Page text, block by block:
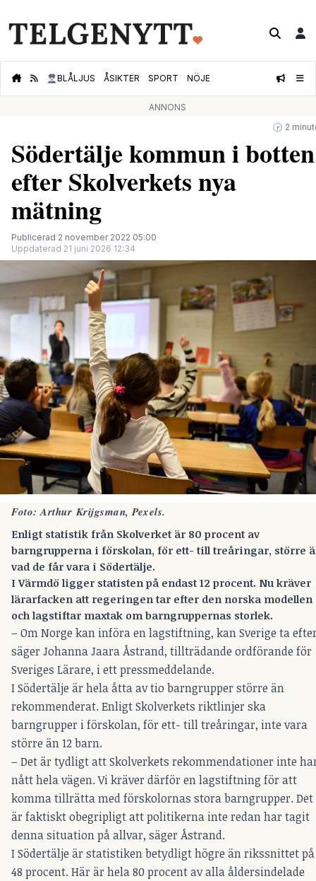
👮🏻‍♂️BLÅLJUS ÅSIKTER SPORT NÖJE
ANNONS
🕝 2
Södertälje kommun i botten
efter Skolverkets nya
mätning
Publicerad 2 november 2022 05:00
Uppdaterad 21 juni 2026 12:34
Foto: Arthur Krijgsman, Pexels.
Enligt statistik från Skolverket är 80 procent av
barngrupperna i förskolan, för ett- till treåringar, större
vad de får vara i Södertälje.
I Värmdö ligger statisten på endast 12 procent. Nu kräver
lärarfacken att regeringen tar efter den norska modellen
och lagstiftar maxtak om barngruppernas storlek.
– Om Norge kan införa en lagstiftning, kan Sverige ta
säger Johanna Jaara Åstrand, tillträdande ordförande för
Sveriges Lärare, i ett pressmeddelande.
I Södertälje är hela åtta av tio barngrupper större än
rekommenderat. Enligt Skolverkets riktlinjer ska
barngrupper i förskolan, för ett- till treåringar, inte vara
större än 12 barn.
– Det är tydligt att Skolverkets rekommendationer inte
nått hela vägen. Vi kräver därför en lagstiftning för att
komma tillrätta med förskolornas stora barngrupper. Det
är faktiskt obegripligt att politikerna inte redan har tagit
denna situation på allvar, säger Åstrand.
I Södertälje är statistiken betydligt högre än rikssnittet på
48 procent. Här är hela 80 procent av alla åldersindelade